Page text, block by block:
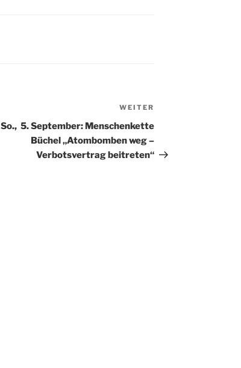
Beitrag
WEITER
So., 5. September: Menschenkette
Büchel „Atombomben weg –
Verbotsvertrag beitreten“